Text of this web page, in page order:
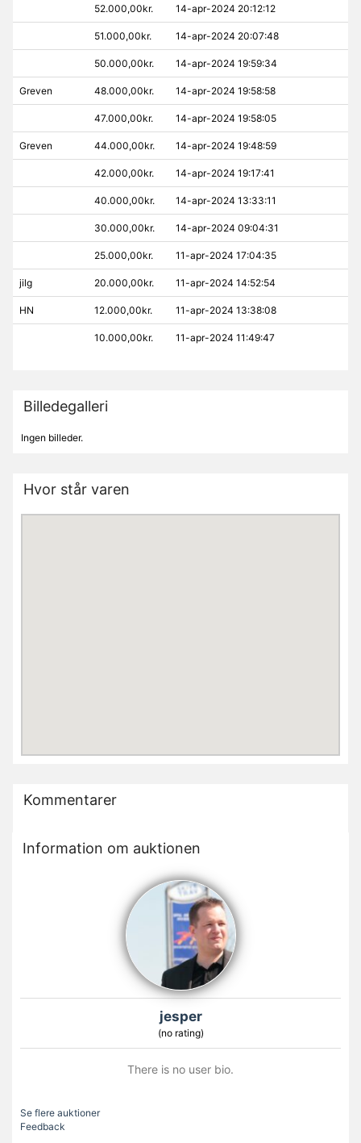
52.000,00kr. 14-apr-2024 20:12:12
51.000,00kr. 14-apr-2024 20:07:48
50.000,00kr. 14-apr-2024 19:59:34
Greven 48.000,00kr. 14-apr-2024 19:58:58
47.000,00kr. 14-apr-2024 19:58:05
Greven 44.000,00kr. 14-apr-2024 19:48:59
42.000,00kr. 14-apr-2024 19:17:41
40.000,00kr. 14-apr-2024 13:33:11
30.000,00kr. 14-apr-2024 09:04:31
25.000,00kr. 11-apr-2024 17:04:35
jilg 20.000,00kr. 11-apr-2024 14:52:54
HN 12.000,00kr. 11-apr-2024 13:38:08
10.000,00kr. 11-apr-2024 11:49:47
Billedegalleri
Ingen billeder.
Hvor står varen
Kommentarer
Information om auktionen
jesper
(no rating)
There is no user bio.
Se flere auktioner
Feedback